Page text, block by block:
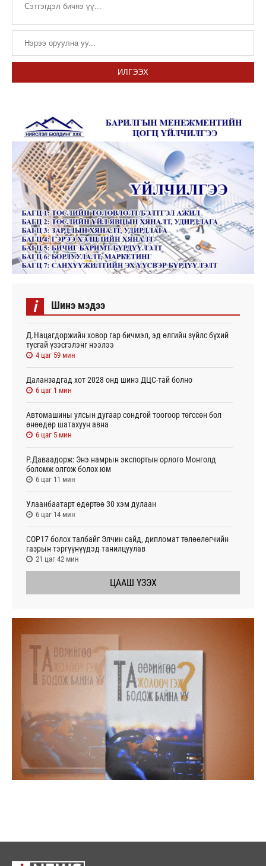
ИЛГЭЭХ
i Шинэ мэдээ
Д.Нацагдоржийн ховор гар бичмэл, эд өлгийн зүйлс бүхий
тусгай үзэсгэлэнг нээлээ
4 цаг 59 мин
Даланзадгад хот 2028 онд шинэ ДЦС-тай болно
6 цаг 1 мин
Автомашины улсын дугаар сондгой тоогоор төгссөн бол
өнөөдөр шатахуун авна
6 цаг 5 мин
Р.Даваадорж: Энэ намрын экспортын орлого Монголд
боломж олгож болох юм
6 цаг 11 мин
Улаанбаатарт өдөртөө 30 хэм дулаан
6 цаг 14 мин
СОР17 болох талбайг Элчин сайд, дипломат төлөөлөгчийн
газрын тэргүүнүүдэд танилцуулав
21 цаг 42 мин
ЦААШ ҮЗЭХ